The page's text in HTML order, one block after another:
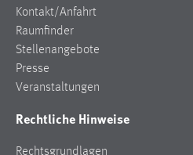
Kontakt/Anfahrt
Raumfinder
Stellenangebote
Presse
Veranstaltungen
Rechtliche Hinweise
Rechtsgrundlagen
Facebook
Zweck:
Conversion-Tracking
Cookie Laufzeit: